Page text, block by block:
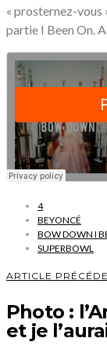
« prosternez-vous
partie I Been On.
4
BEYONCÉ
BOW DOWN I
SUPERBOWL
ARTICLE
Photo :
et je